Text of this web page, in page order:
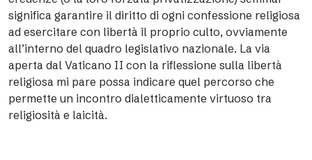
significa garantire il diritto di ogni confessione religiosa
ad esercitare con libertà il proprio culto, ovviamente
all’interno del quadro legislativo nazionale. La via
aperta dal Vaticano II con la riflessione sulla libertà
religiosa mi pare possa indicare quel percorso che
permette un incontro dialetticamente virtuoso tra
religiosità e laicità.